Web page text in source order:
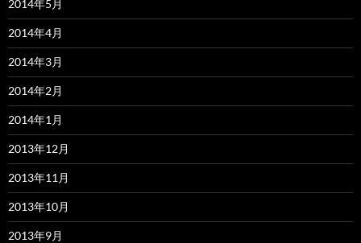
2014年5月
2014年4月
2014年3月
2014年2月
2014年1月
2013年12月
2013年11月
2013年10月
2013年9月